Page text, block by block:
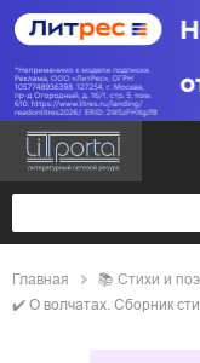
Главная 📚 стихи и
✔️ О волчатах. Сборник